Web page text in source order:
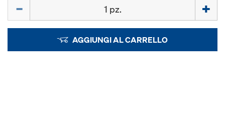
AGGIUNGI AL CARRELLO